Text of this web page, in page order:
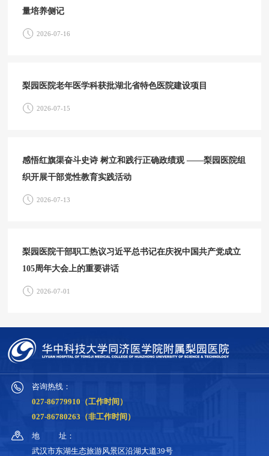
量培养侧记
2026-07-16
梨园医院老年医学科获批湖北省特色医院建设项目
2026-07-15
感悟红旗渠奋斗史诗 树立和践行正确政绩观 ——梨园医院组
织开展干部党性教育实践活动
2026-07-13
梨园医院干部职工热议习近平总书记在庆祝中国共产党成立
105周年大会上的重要讲话
2026-07-01
咨询热线：
027-86779910（工作时间）
027-86780263（非工作时间）
地
址：
武汉市东湖生态旅游风景区沿湖大道39号